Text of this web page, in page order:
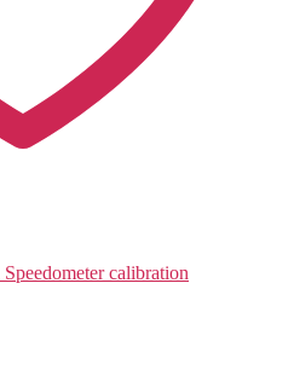
Speedometer calibration